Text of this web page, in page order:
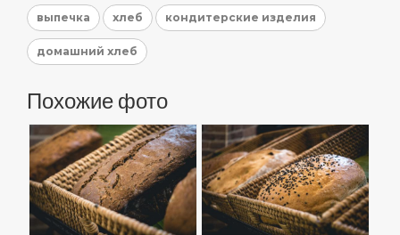
выпечка хлеб кондитерские изделия
домашний хлеб
Похожие фото